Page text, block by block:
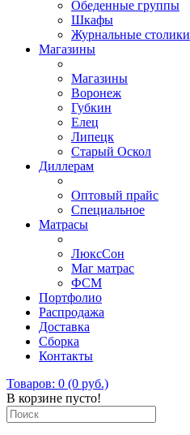
Обеденные группы
Шкафы
Журнальные столики
Магазины
Магазины
Воронеж
Губкин
Елец
Липецк
Старый Оскол
Диллерам
Оптовый прайс
Специальное
Матрасы
ЛюксСон
Маг матрас
ФСМ
Портфолио
Распродажа
Доставка
Сборка
Контакты
Товаров: 0 (0 руб.)
В корзине пусто!